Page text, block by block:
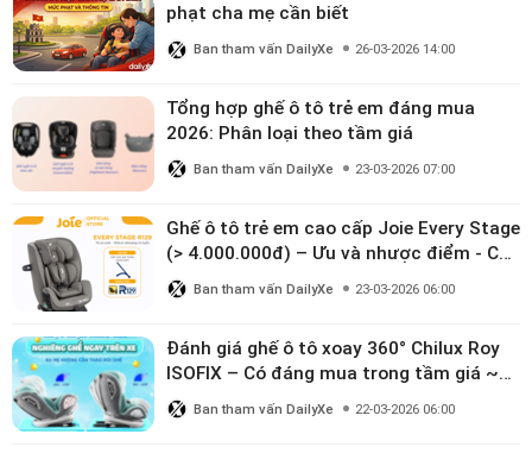
phạt cha mẹ cần biết
Ban tham vấn DailyXe 26-03-2026 14:00
Tổng hợp ghế ô tô trẻ em đáng mua
2026: Phân loại theo tầm giá
Ban tham vấn DailyXe 23-03-2026 07:00
Ghế ô tô trẻ em cao cấp Joie Every Stage
(> 4.000.000đ) – Ưu và nhược điểm - Có
đáng đầu tư cho bé từ 0–12 tuổi?
Ban tham vấn DailyXe 23-03-2026 06:00
Đánh giá ghế ô tô xoay 360° Chilux Roy
ISOFIX – Có đáng mua trong tầm giá ~3
triệu
Ban tham vấn DailyXe 22-03-2026 06:00